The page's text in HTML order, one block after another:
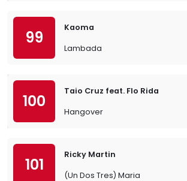
99
Kaoma
Lambada
100
Taio Cruz feat. Flo Rida
Hangover
101
Ricky Martin
(Un Dos Tres) Maria